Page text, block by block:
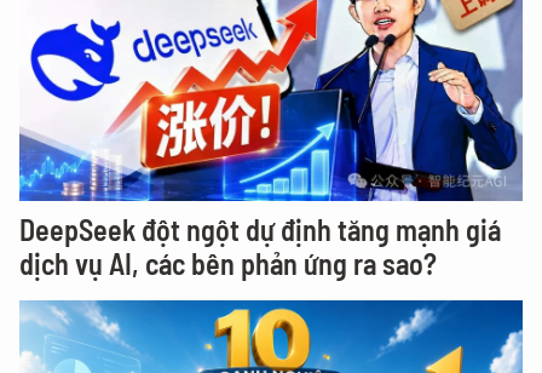
DeepSeek đột ngột dự định tăng mạnh giá
dịch vụ AI, các bên phản ứng ra sao?